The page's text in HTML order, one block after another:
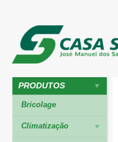
PRODUTOS
Bricolage
Climatização